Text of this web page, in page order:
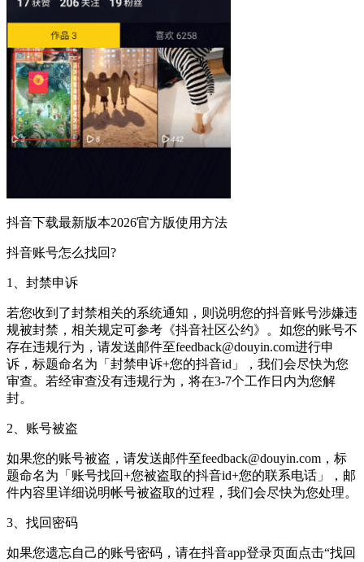
抖音下载最新版本2026官方版使用方法
抖音账号怎么找回?
1、封禁申诉
若您收到了封禁相关的系统通知，则说明您的抖音账号涉嫌违
规被封禁，相关规定可参考《抖音社区公约》。如您的账号不
存在违规行为，请发送邮件至feedback@douyin.com进行申
诉，标题命名为「封禁申诉+您的抖音id」，我们会尽快为您
审查。若经审查没有违规行为，将在3-7个工作日内为您解
封。
2、账号被盗
如果您的账号被盗，请发送邮件至feedback@douyin.com，标
题命名为「账号找回+您被盗取的抖音id+您的联系电话」，邮
件内容里详细说明帐号被盗取的过程，我们会尽快为您处理。
3、找回密码
如果您遗忘自己的账号密码，请在抖音app登录页面点击“找回